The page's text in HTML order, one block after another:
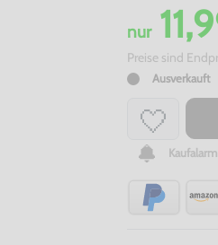
nur
Preise sind
Ausverkauft
Kaufalarm